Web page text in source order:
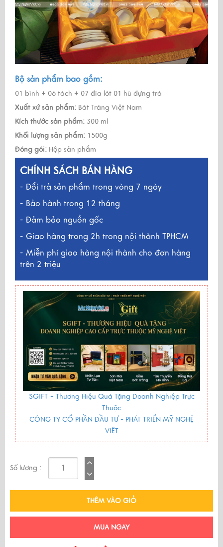
Bộ sản phẩm bao gồm:
01 bình + 06 tách + 07 đĩa lót 01 hũ đựng trà
Xuất xứ sản phẩm: Bát Tràng Việt Nam
Kích thước sản phẩm: 300 ml
Khối lượng sản phẩm: 1500g
Đóng gói: Hộp sản phẩm
CHÍNH SÁCH BÁN HÀNG
- Đổi trả sản phẩm trong vòng 7 ngày
- Bảo hành trong 12 tháng
- Đảm bảo nguồn gốc
- Giao hàng trong 2h trong nội thành TPHCM
- Miễn phí giao hàng nội thành cho đơn hàng
trên 2 triệu
SGIFT - Thương Hiệu Quà Tặng Doanh Nghiệp Trực
Thuộc
CÔNG TY CỔ PHẦN ĐẦU TƯ - PHÁT TRIỂN MỸ NGHỆ
VIỆT
Số lượng :
THÊM VÀO GIỎ
MUA NGAY